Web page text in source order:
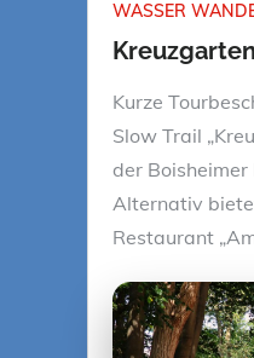
WASSER
Kurze
Slow Trail
der Boisheimer
Alternativ
Restaurant